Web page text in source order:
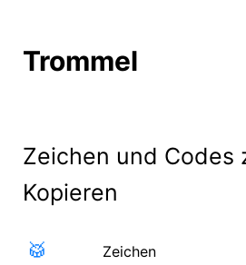
Trommel
Zeichen und Codes
Kopieren
🥁 Zeichen